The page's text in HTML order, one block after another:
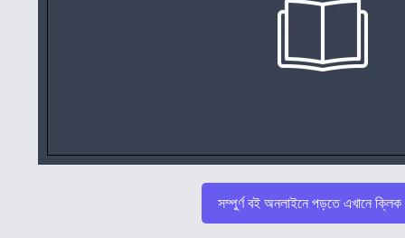
সম্পুর্ণ বই অনলাইনে পড়তে এখানে